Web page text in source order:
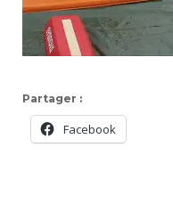
Partager :
Facebook